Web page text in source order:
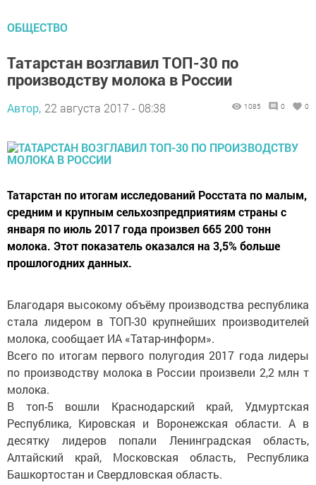
ОБЩЕСТВО
Татарстан возглавил ТОП-30 по
производству молока в России
Автор, 22 августа 2017 - 08:38 1085 0 0
Татарстан по итогам исследований Росстата по малым,
средним и крупным сельхозпредприятиям страны с
января по июль 2017 года произвел 665 200 тонн
молока. Этот показатель оказался на 3,5% больше
прошлогодних данных.
Благодаря высокому объёму производства республика
стала лидером в ТОП-30 крупнейших производителей
молока, сообщает ИА «Татар-информ».
Всего по итогам первого полугодия 2017 года лидеры
по производству молока в России произвели 2,2 млн т
молока.
В топ-5 вошли Краснодарский край, Удмуртская
Республика, Кировская и Воронежская области. А в
десятку лидеров попали Ленинградская область,
Алтайский край, Московская область, Республика
Башкортостан и Свердловская область.